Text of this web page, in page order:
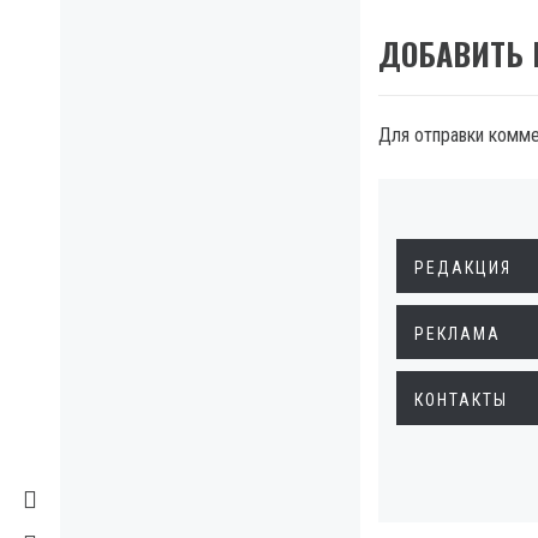
ДОБАВИТЬ
Для отправки
РЕДАКЦИЯ
РЕКЛАМА
КОНТАКТЫ